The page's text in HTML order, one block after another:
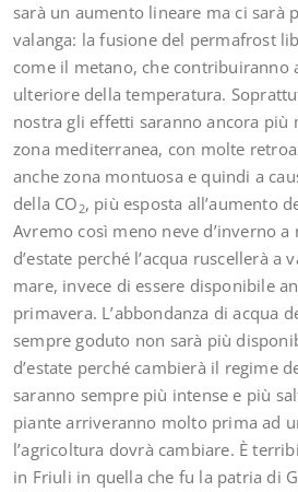
sarà un aumento lineare ma ci sarà
valanga: la fusione del permafrost
come il metano, che contribuiranno
ulteriore della temperatura.
nostra gli effetti saranno ancora più
zona mediterranea, con molte
anche zona montuosa e quindi a
della CO 2, più esposta all’aumento
Avremo così meno neve d’inverno
d’estate perché l’acqua ruscellerà a
mare, invece di essere disponibile
primavera. L’abbondanza di acqua
sempre goduto non sarà più
d’estate perché cambierà il regime
saranno sempre più intense e più
piante arriveranno molto prima ad
l’agricoltura dovrà cambiare. È
in Friuli in quella che fu la patria di